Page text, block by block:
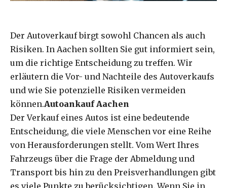
Der Autoverkauf birgt sowohl Chancen als auch
Risiken. In Aachen sollten Sie gut informiert sein,
um die richtige Entscheidung zu treffen. Wir
erläutern die Vor- und Nachteile des Autoverkaufs
und wie Sie potenzielle Risiken vermeiden
können.Autoankauf Aachen
Der Verkauf eines Autos ist eine bedeutende
Entscheidung, die viele Menschen vor eine Reihe
von Herausforderungen stellt. Vom Wert Ihres
Fahrzeugs über die Frage der Abmeldung und
Transport bis hin zu den Preisverhandlungen gibt
es viele Punkte zu berücksichtigen. Wenn Sie in